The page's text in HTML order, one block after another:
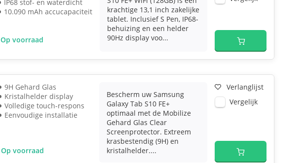
IP68 stof- en waterdicht
10.090 mAh accucapaciteit
Op voorraad
krachtige 13,1 inch zakelijke
tablet. Inclusief S Pen, IP68-
behuizing en een helder
90Hz display voo...
9H Gehard Glas
Kristalhelder display
Volledige touch-respons
Eenvoudige installatie
Op voorraad
Bescherm uw Samsung
Galaxy Tab S10 FE+
optimaal met de Mobilize
Gehard Glas Clear
Screenprotector. Extreem
krasbestendig (9H) en
kristalhelder....
Verlanglijst
Vergelijk